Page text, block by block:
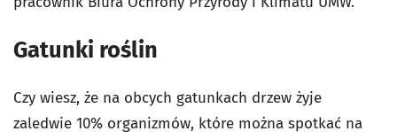
Gatunki roślin
Czy wiesz, że na obcych gatunkach drzew żyje
zaledwie 10% organizmów, które można spotkać na